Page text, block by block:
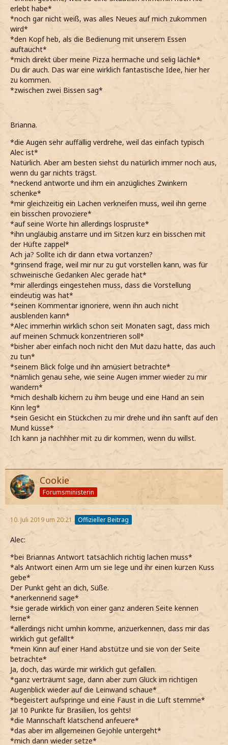
erlebt habe*
*noch gar nicht weiß, was alles Neues auf mich zukommen
wird*
*den Kopf heb, als die Bedienung mit unserem Essen
auftaucht*
*mich direkt über meine Pizza hermache und selig lächle*
Du dir auch. Das war eine wirklich fantastische Idee, hier her
zu kommen.
*zwischen zwei Bissen sag*
Brianna.
*die Augen sehr auffällig verdrehe, weil das einfach typisch
Alec ist*
Natürlich. Aber am besten siehst du natürlich immer noch aus,
wenn du gar nichts trägst.
*neckend antworte und ihm ein anzügliches Zwinkern
schenke*
*mir gleichzeitig ein Lachen verkneifen muss, weil ihn gerne
ein bisschen provoziere*
*auf seine Worte hin allerdings lospruste*
*ihn ungläubig anstarre und im Sitzen kurz ein bisschen mit
der Hüfte zappel*
Ach ja? Sollte ich dir dann etwa vortanzen?
*grinsend frage, weil mir nur zu gut vorstellen kann, was für
schweinische Gedanken Alec gerade hat*
*mir allerdings eingestehen muss, dass die Vorstellung
eindeutig was hat*
*seinen Kommentar ignoriere, wenn ihn auch nicht
ausblenden kann*
*Alec immerhin wirklich schon seit Monaten sagt, dass mich
auf meinen Schmuck konzentrieren soll*
*bisher aber einfach noch nicht den Mut dazu hatte, das auch
zu tun*
*seinem Blick folge und ihn amüsiert betrachte*
*nämlich genau sehe, wie seine Augen immer wieder zu mir
wandern*
*mich deshalb kichern zu ihm beuge und eine Hand an sein
Kinn leg*
*sein Gesicht ein Stückchen zu mir drehe und ihn sanft auf den
Mund küsse*
Ich kann ja nachhher mit zu dir kommen, wenn du willst.
Cookie
Forumsministerin
10. Juli 2019 um 20:21 Offizieller Beitrag
Alec:
*bei Briannas Antwort tatsächlich richtig lachen muss*
*als Antwort einen Arm um sie lege und ihr einen kurzen Kuss
gebe*
Der Punkt geht an dich, Süße.
*anerkennend sage*
*sie gerade wirklich von einer ganz anderen Seite kennen
lerne*
*allerdings nicht umhin komme, anzuerkennen, dass mir das
wirklich gut gefällt*
*mein Kinn auf einer Hand abstütze und sie von der Seite
betrachte*
Ja, doch, das würde mir wirklich gut gefallen.
*ganz verträumt sage, dann aber zum Glück im richtigen
Augenblick wieder auf die Leinwand schaue*
*begeistert aufspringe und eine Faust in die Luft stemme*
Ja! 10 Punkte für Brasilien, los gehts!
*die Mannschaft klatschend anfeuere*
*das aber im allgemeinen Gejohle untergeht*
*mich dann wieder setze*